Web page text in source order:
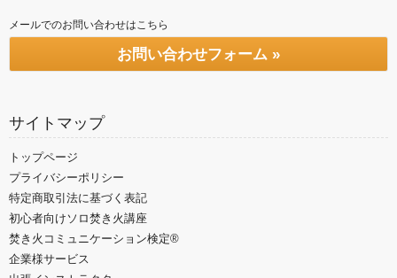
メールでのお問い合わせはこちら
お問い合わせフォーム »
サイトマップ
トップページ
プライバシーポリシー
特定商取引法に基づく表記
初心者向けソロ焚き火講座
焚き火コミュニケーション検定®
企業様サービス